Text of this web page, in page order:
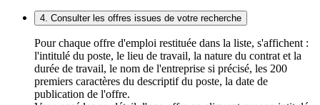
4. Consulter les offres issues de votre recherche
Pour chaque offre d'emploi restituée dans la liste, s'affichent :
l'intitulé du poste, le lieu de travail, la nature du contrat et la
durée de travail, le nom de l'entreprise si précisé, les 200
premiers caractères du descriptif du poste, la date de
publication de l'offre.